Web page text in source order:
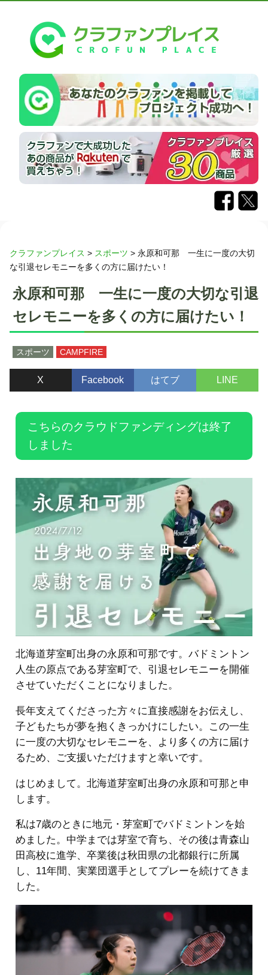
クラファンプレイス > スポーツ > 永原和可那 一生に一度の大切
な引退セレモニーを多くの方に届けたい！
永原和可那 一生に一度の大切な引退
セレモニーを多くの方に届けたい！
スポーツ CAMPFIRE
X Facebook はてブ LINE
こちらのクラウドファンディングは終了
しました
北海道芽室町出身の永原和可那です。バドミントン
人生の原点である芽室町で、引退セレモニーを開催
させていただくことになりました。
長年支えてくださった方々に直接感謝をお伝えし、
子どもたちが夢を抱くきっかけにしたい。この一生
に一度の大切なセレモニーを、より多くの方に届け
るため、ご支援いただけますと幸いです。
はじめまして。北海道芽室町出身の永原和可那と申
します。
私は7歳のときに地元・芽室町でバドミントンを始
めました。中学までは芽室で育ち、その後は青森山
田高校に進学、卒業後は秋田県の北都銀行に所属
し、11年間、実業団選手としてプレーを続けてきま
した。